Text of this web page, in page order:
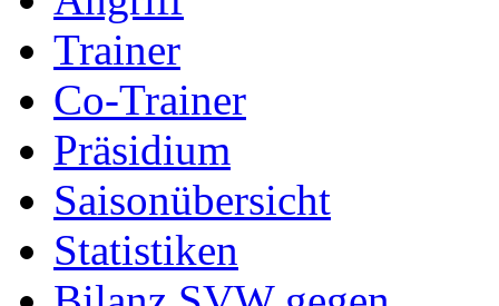
Trainer
Co-Trainer
Präsidium
Saisonübersicht
Statistiken